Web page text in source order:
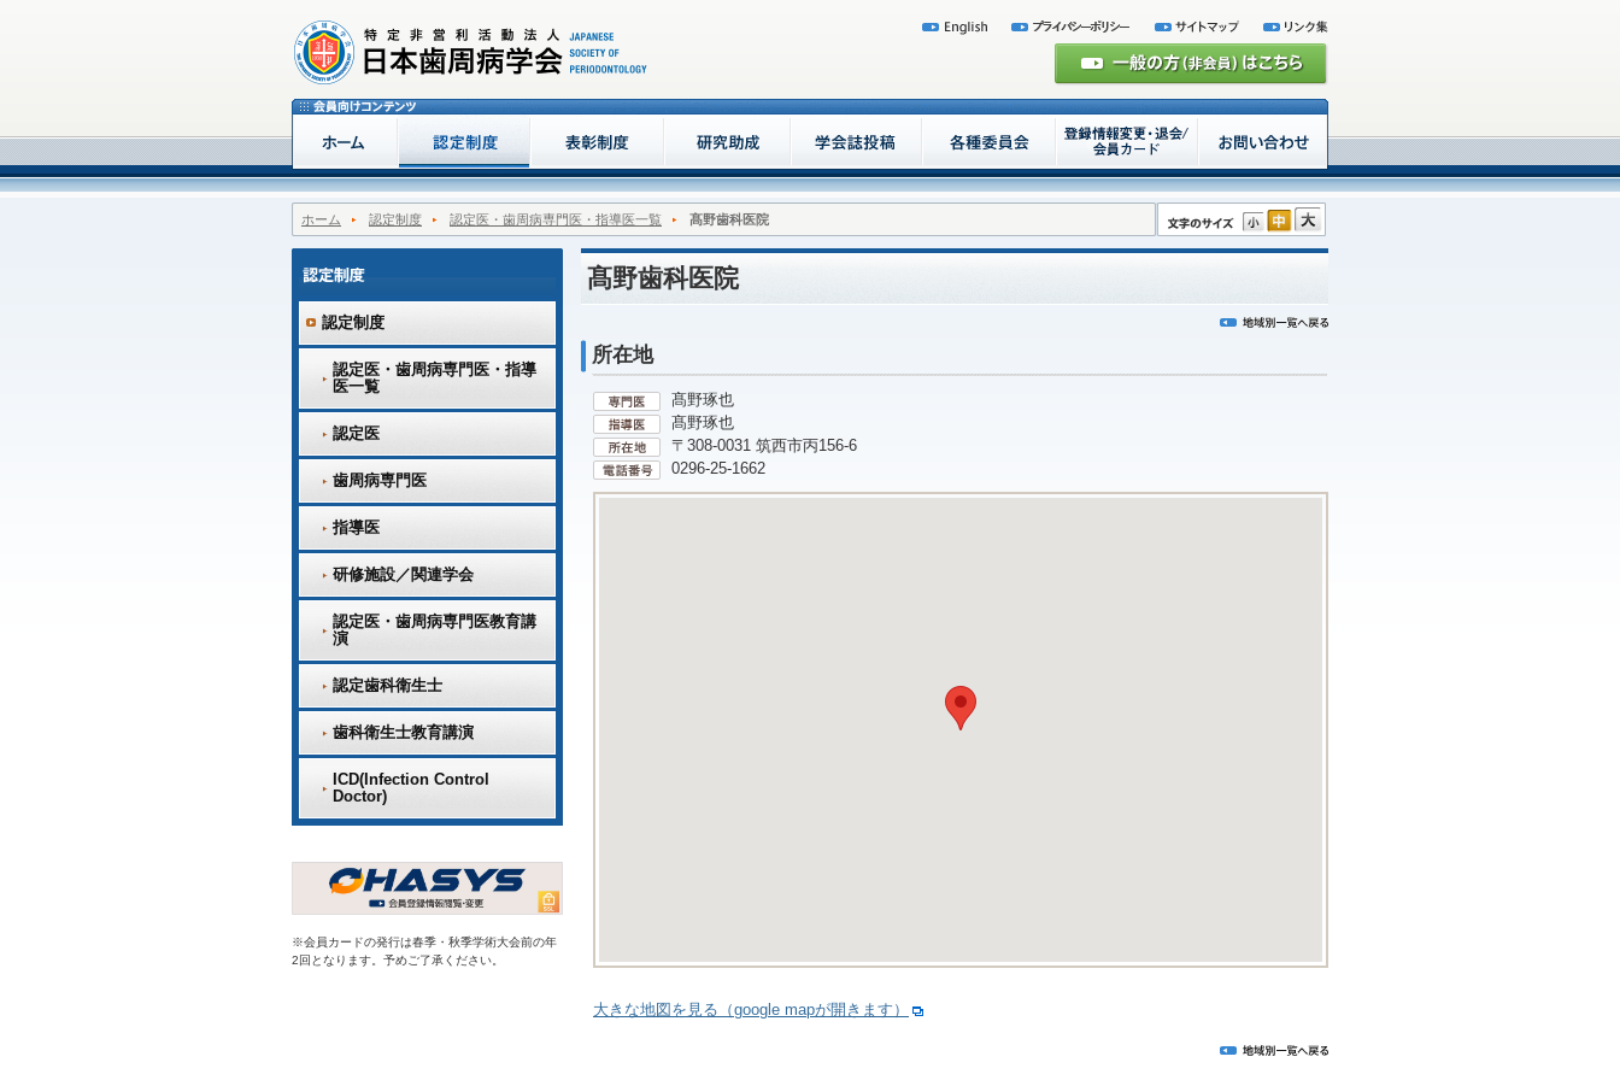
ホーム 認定制度 認定医・歯周病専門医・指導医一覧 髙野歯科医院
髙野歯科医院
所在地
髙野琢也
髙野琢也
〒308-0031 筑西市丙156-6
0296-25-1662
大きな地図を見る（google mapが開きます）
認定制度
認定医・歯周病専門医・指導
医一覧
認定医
歯周病専門医
指導医
研修施設／関連学会
認定医・歯周病専門医教育講
演
認定歯科衛生士
歯科衛生士教育講演
ICD(Infection Control
Doctor)
※会員カードの発行は春季・秋季学術大会前の年
2回となります。予めご了承ください。